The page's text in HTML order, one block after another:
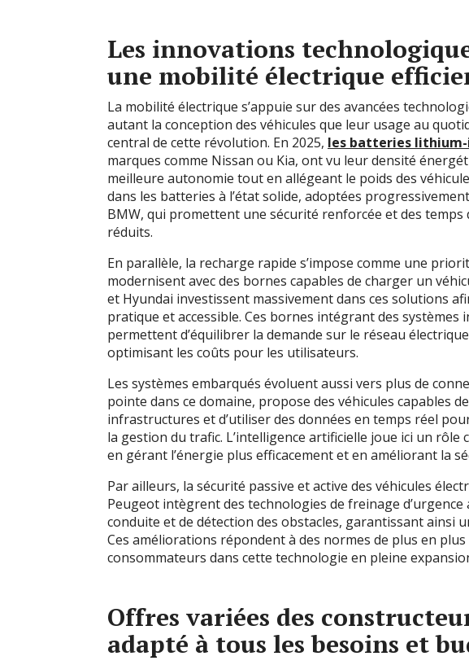
Les innovations
une mobilité électrique
La mobilité électrique s’appuie sur des avancées
autant la conception des véhicules que leur usage au
central de cette révolution. En 2025, les batteries
marques comme Nissan ou Kia, ont vu leur densité
meilleure autonomie tout en allégeant le poids des
dans les batteries à l’état solide, adoptées
BMW, qui promettent une sécurité renforcée et des
réduits.
En parallèle, la recharge rapide s’impose comme une
modernisent avec des bornes capables de charger un
et Hyundai investissent massivement dans ces solutions
pratique et accessible. Ces bornes intégrant des systèmes
permettent d’équilibrer la demande sur le réseau
optimisant les coûts pour les utilisateurs.
Les systèmes embarqués évoluent aussi vers plus de
pointe dans ce domaine, propose des véhicules capables
infrastructures et d’utiliser des données en temps réel
la gestion du trafic. L’intelligence artificielle joue ici un
en gérant l’énergie plus efficacement et en améliorant la
Par ailleurs, la sécurité passive et active des véhicules
Peugeot intègrent des technologies de freinage d’urgence
conduite et de détection des obstacles, garantissant ainsi
Ces améliorations répondent à des normes de plus en
consommateurs dans cette technologie en pleine
Offres variées des
adapté à tous les besoins et